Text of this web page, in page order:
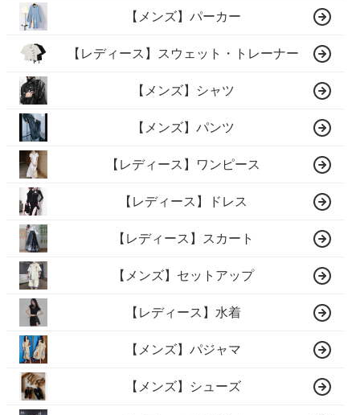
【メンズ】パーカー
【レディース】スウェット・トレーナー
【メンズ】シャツ
【メンズ】パンツ
【レディース】ワンピース
【レディース】ドレス
【レディース】スカート
【メンズ】セットアップ
【レディース】水着
【メンズ】パジャマ
【メンズ】シューズ